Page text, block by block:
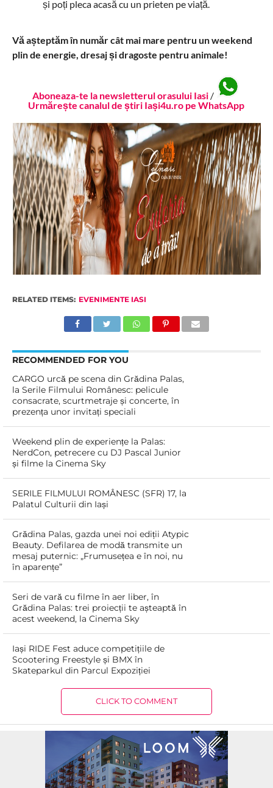
și poți pleca acasă cu un prieten pe viață.
Vă așteptăm în număr cât mai mare pentru un weekend
plin de energie, dresaj și dragoste pentru animale!
Aboneaza-te la newsletterul orasului Iasi /
Urmărește canalul de știri Iași4u.ro pe WhatsApp
RELATED ITEMS: EVENIMENTE IASI
RECOMMENDED FOR YOU
CARGO urcă pe scena din Grădina Palas,
la Serile Filmului Românesc: pelicule
consacrate, scurtmetraje și concerte, în
prezența unor invitați speciali
Weekend plin de experiențe la Palas:
NerdCon, petrecere cu DJ Pascal Junior
și filme la Cinema Sky
SERILE FILMULUI ROMÂNESC (SFR) 17, la
Palatul Culturii din Iași
Grădina Palas, gazda unei noi ediții Atypic
Beauty. Defilarea de modă transmite un
mesaj puternic: „Frumusețea e în noi, nu
în aparențe”
Seri de vară cu filme în aer liber, în
Grădina Palas: trei proiecții te așteaptă în
acest weekend, la Cinema Sky
Iași RIDE Fest aduce competițiile de
Scootering Freestyle și BMX în
Skateparkul din Parcul Expoziției
CLICK TO COMMENT